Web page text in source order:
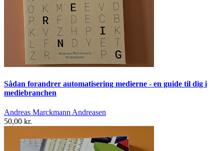
Sådan forandrer automatisering medierne - en guide til dig i
mediebranchen
Andreas Marckmann Andreasen
50,00 kr.